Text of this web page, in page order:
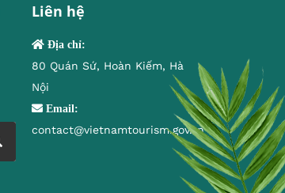
Liên hệ
Địa chỉ:
80 Quán Sứ, Hoàn Kiếm, Hà
Nội
Email:
contact@vietnamtourism.gov.vn